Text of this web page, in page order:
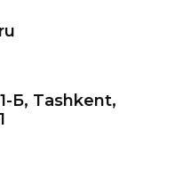
Б, Tashkent,